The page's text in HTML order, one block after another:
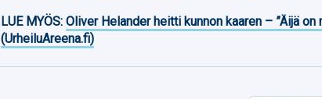
LUE MYÖS:Oliver Helander heitti kunnon kaaren – ”Äijä on
(UrheiluAreena.fi)